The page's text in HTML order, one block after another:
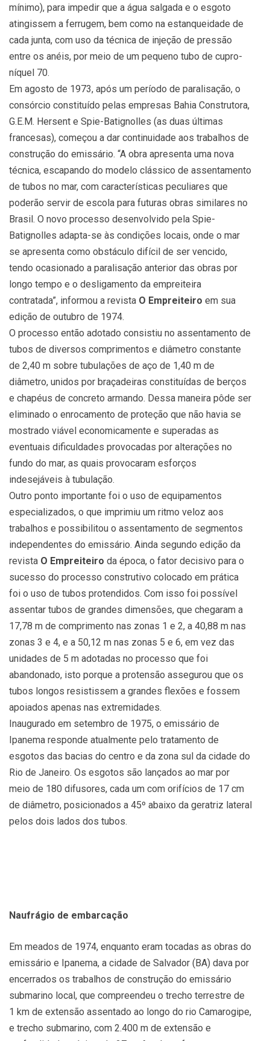
mínimo), para impedir que a água salgada e o esgoto
atingissem a ferrugem, bem como na estanqueidade de
cada junta, com uso da técnica de injeção de pressão
entre os anéis, por meio de um pequeno tubo de cupro-
níquel 70.
Em agosto de 1973, após um período de paralisação, o
consórcio constituído pelas empresas Bahia Construtora,
G.E.M. Hersent e Spie-Batignolles (as duas últimas
francesas), começou a dar continuidade aos trabalhos de
construção do emissário. “A obra apresenta uma nova
técnica, escapando do modelo clássico de assentamento
de tubos no mar, com características peculiares que
poderão servir de escola para futuras obras similares no
Brasil. O novo processo desenvolvido pela Spie-
Batignolles adapta-se às condições locais, onde o mar
se apresenta como obstáculo difícil de ser vencido,
tendo ocasionado a paralisação anterior das obras por
longo tempo e o desligamento da empreiteira
contratada”, informou a revista O Empreiteiro em sua
edição de outubro de 1974.
O processo então adotado consistiu no assentamento de
tubos de diversos comprimentos e diâmetro constante
de 2,40 m sobre tubulações de aço de 1,40 m de
diâmetro, unidos por braçadeiras constituídas de berços
e chapéus de concreto armando. Dessa maneira pôde ser
eliminado o enrocamento de proteção que não havia se
mostrado viável economicamente e superadas as
eventuais dificuldades provocadas por alterações no
fundo do mar, as quais provocaram esforços
indesejáveis à tubulação.
Outro ponto importante foi o uso de equipamentos
especializados, o que imprimiu um ritmo veloz aos
trabalhos e possibilitou o assentamento de segmentos
independentes do emissário. Ainda segundo edição da
revista O Empreiteiro da época, o fator decisivo para o
sucesso do processo construtivo colocado em prática
foi o uso de tubos protendidos. Com isso foi possível
assentar tubos de grandes dimensões, que chegaram a
17,78 m de comprimento nas zonas 1 e 2, a 40,88 m nas
zonas 3 e 4, e a 50,12 m nas zonas 5 e 6, em vez das
unidades de 5 m adotadas no processo que foi
abandonado, isto porque a protensão assegurou que os
tubos longos resistissem a grandes flexões e fossem
apoiados apenas nas extremidades.
Inaugurado em setembro de 1975, o emissário de
Ipanema responde atualmente pelo tratamento de
esgotos das bacias do centro e da zona sul da cidade do
Rio de Janeiro. Os esgotos são lançados ao mar por
meio de 180 difusores, cada um com orifícios de 17 cm
de diâmetro, posicionados a 45º abaixo da geratriz lateral
pelos dois lados dos tubos.
Naufrágio de embarcação
Em meados de 1974, enquanto eram tocadas as obras do
emissário e Ipanema, a cidade de Salvador (BA) dava por
encerrados os trabalhos de construção do emissário
submarino local, que compreendeu o trecho terrestre de
1 km de extensão assentado ao longo do rio Camarogipe,
e trecho submarino, com 2.400 m de extensão e